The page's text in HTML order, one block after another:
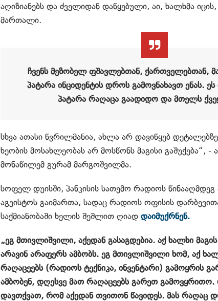
აღიზიანებს და ძველიდან დაწყებული, აი, ხალხმა
მართალი.
ჩვენს მეზობელ ფშავლებთან, ქართველებთან,
პატარა ინციდენტის დროს გამოვნახავთ ენას. ეს
პატარა რაღაცა გაადიდო და მთელს
სხვა ათასი წვრილმანია, ახლა არ დავიწყებ
ხეობის მოსახლეობას არ მოსწონს მაგისი გაშუქება“, -
მონაწილემ გურამ მარგოშვილმა.
სოფელ დუისში, პანკისის სათემო რადიოს
აგვისტოს გაიმართა, სადაც რადიოს ოფისის
საქმიანობაში ხელის შეშლით ღიად დაიმუქრნენ.
„ეგ მთივლიშვილი, აქედან გასაგდებია. აქ ხალხი
არავინ არაფერს ამბობს. ეგ მთივლიშვილი ხომ, აქ
რაღაცეებს (რადიოს ტექნიკა, ინვენტარი) გამოყრის
ამბობენ, დღესვე მათ რაღაცეებს გარეთ
დავთქვათ, რომ აქედან თვითონ წავიდეს. მას რაღაც